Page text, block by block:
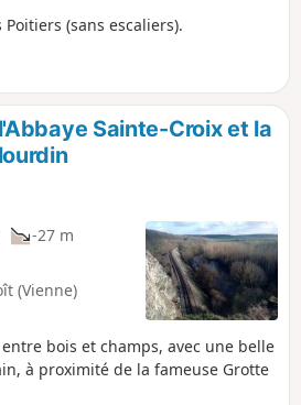
(sans escaliers).
Sainte-Croix et la
-27 m
(Vienne)
bois et champs, avec une belle
à proximité de la fameuse Grotte